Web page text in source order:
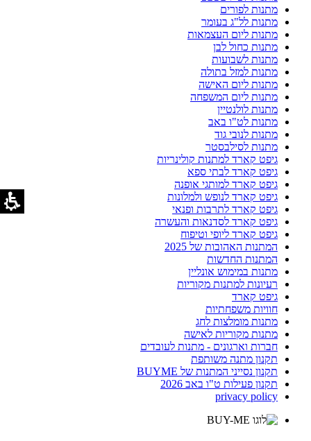
מתנות לפורים
מתנות לל"ג בעומר
מתנות ליום העצמאות
מתנות כחול לבן
מתנות לשבועות
מתנות למזל בתולה
מתנות ליום האישה
מתנות ליום המשפחה
מתנות לולנטיין
מתנות לט"ו באב
מתנות לנובי גוד
מתנות לסילבסטר
גיפט קארד למתנות קולינריות
גיפט קארד לבתי ספא
גיפט קארד למותגי אופנה
גיפט קארד לנופש ולמלונות
גיפט קארד לתרבות ופנאי
גיפט קארד לסדנאות והעשרה
גיפט קארד ליופי וטיפוח
המתנות האהובות של 2025
המתנות החדשות
מתנות במימוש אונליין
רעיונות למתנות מקוריות
גיפט קארד
חוויות משפחתיות
מתנות מומלצות לחג
מתנות מקוריות לאישה
חברות וארגונים - מתנות לעובדים
תקנון מתנה משותפת
תקנון נסייני המתנות של BUYME
תקנון פעילות ט"ו באב 2026
privacy policy